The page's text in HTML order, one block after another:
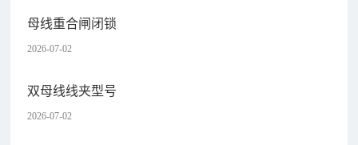
母线重合闸闭锁
2026-07-02
双母线线夹型号
2026-07-02